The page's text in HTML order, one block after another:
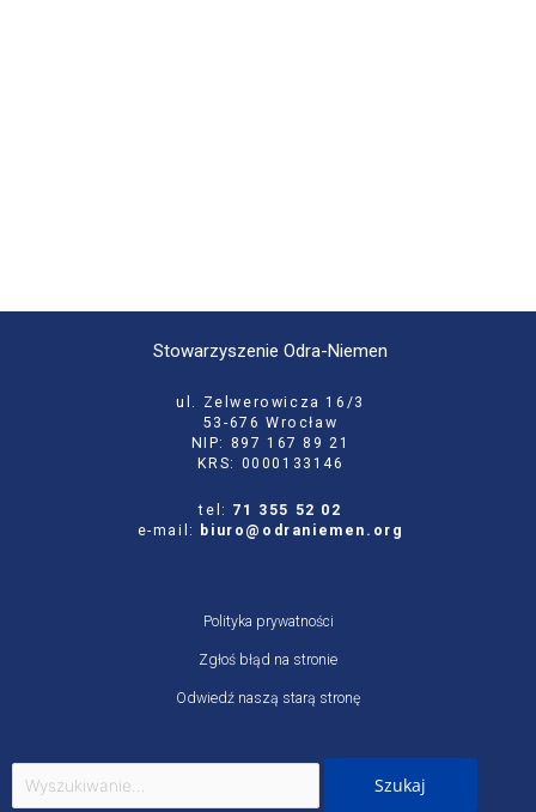
Stowarzyszenie Odra-Niemen
ul. Zelwerowicza 16/3
53-676 Wrocław
NIP: 897 167 89 21
KRS: 0000133146
tel: 71 355 52 02
e-mail:
biuro@odraniemen.org
Polityka prywatności
Zgłoś błąd na stronie
Odwiedź naszą starą stronę
Szukaj
dla: